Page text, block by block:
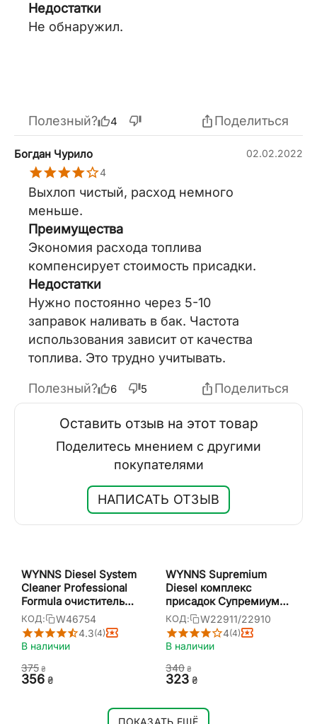
Недостатки
Не обнаружил.
Полезный? 4 Поделиться
Богдан Чурило
02.02.2022
4
Выхлоп чистый, расход немного
меньше.
Преимущества
Экономия расхода топлива
компенсирует стоимость присадки.
Недостатки
Нужно постоянно через 5-10
заправок наливать в бак. Частота
использования зависит от качества
топлива. Это трудно учитывать.
Полезный? 6 5 Поделиться
Оставить отзыв на этот товар
Поделитесь мнением с другими
покупателями
НАПИСАТЬ ОТЗЫВ
WYNNS Diesel System
Cleaner Professional
Formula очиститель
дизельной топливной
системы 325 мл
КОД:
W46754
4.3(4)
В наличии
‍356‍ ₴
‍375‍ ₴
WYNNS Supremium
Diesel комплекс
присадок Супремиум
для улучшения качества
дизеля 250 мл
КОД:
W22911/22910
4(4)
В наличии
‍323‍ ₴
‍340‍ ₴
ПОКАЗАТЬ ЕЩЁ